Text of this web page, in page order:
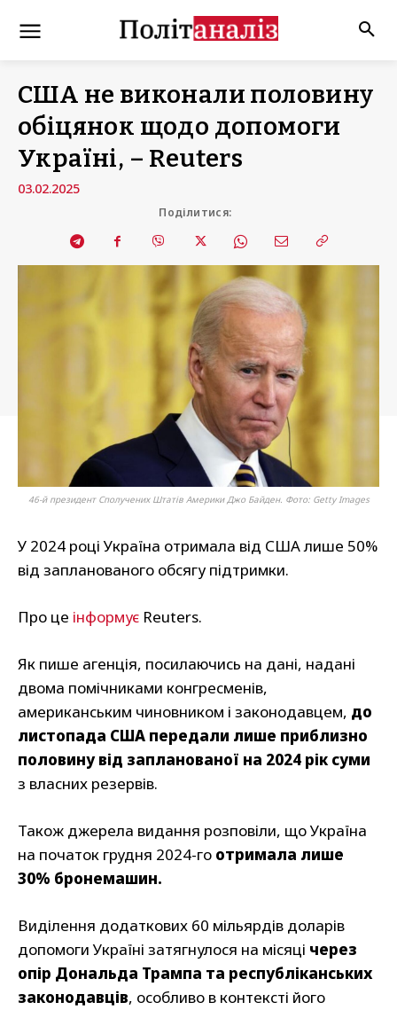
США не виконали половину
обіцянок щодо допомоги
Україні, – Reuters
03.02.2025
Поділитися:
46-й президент Сполучених Штатів Америки Джо Байден. Фото: Getty Images
У 2024 році Україна отримала від США лише 50%
від запланованого обсягу підтримки.
Про це інформує Reuters.
Як пише агенція, посилаючись на дані, надані
двома помічниками конгресменів,
американським чиновником і законодавцем, до
листопада США передали лише приблизно
половину від запланованої на 2024 рік суми
з власних резервів.
Також джерела видання розповіли, що Україна
на початок грудня 2024-го отримала лише
30% бронемашин.
Виділення додаткових 60 мільярдів доларів
допомоги Україні затягнулося на місяці через
опір Дональда Трампа та республіканських
законодавців, особливо в контексті його